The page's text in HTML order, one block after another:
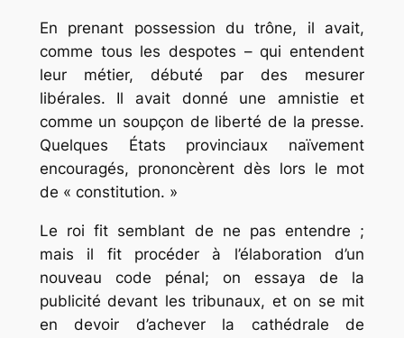
En prenant possession du trône, il avait,
comme tous les despotes – qui entendent
leur métier, débuté par des mesurer
libérales. Il avait donné une amnistie et
comme un soupçon de liberté de la presse.
Quelques États provinciaux naïvement
encouragés, prononcèrent dès lors le mot
de « constitution. »
Le roi fit semblant de ne pas entendre ;
mais il fit procéder à l’élaboration d’un
nouveau code pénal; on essaya de la
publicité devant les tribunaux, et on se mit
en devoir d’achever la cathédrale de